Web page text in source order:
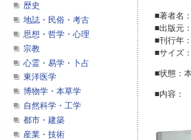
■著者名
■出版元
■刊行年
■サイズ
■状態：
■内容：
歴史
地誌・民俗・考古
思想・哲学・心理
宗教
心霊・易学・卜占
東洋医学
博物学・本草学
自然科学・工学
都市・建築
産業・技術